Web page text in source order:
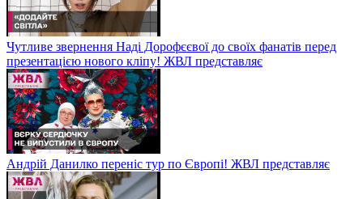
Чутливе звернення Наді Дорофєєвої до своїх фанатів перед
презентацією нового кліпу! ЖВЛ представляє
Андрій Данилко переніс тур по Європі! ЖВЛ представляє